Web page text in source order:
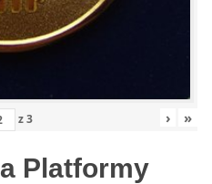
z3 › »
Platformy